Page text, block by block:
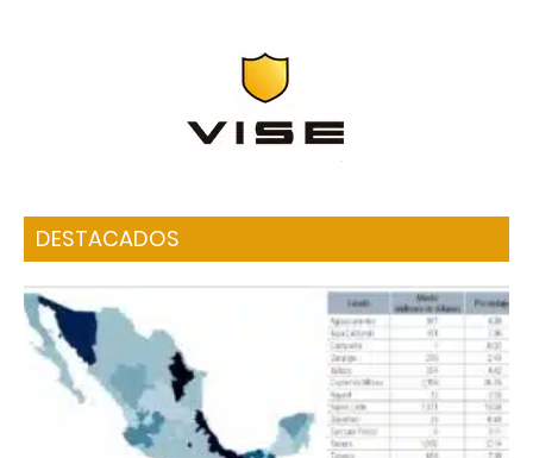
DESTACADOS